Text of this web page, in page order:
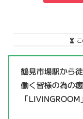
鶴見市場駅から
働く皆様の為の
「LIVINGROOM